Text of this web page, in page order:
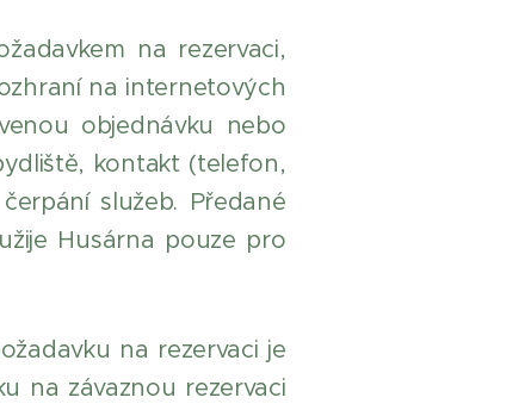
na rezervaci,
na internetových
objednávku nebo
kontakt (telefon,
služeb. Předané
Husárna pouze pro
na rezervaci je
na závaznou rezervaci